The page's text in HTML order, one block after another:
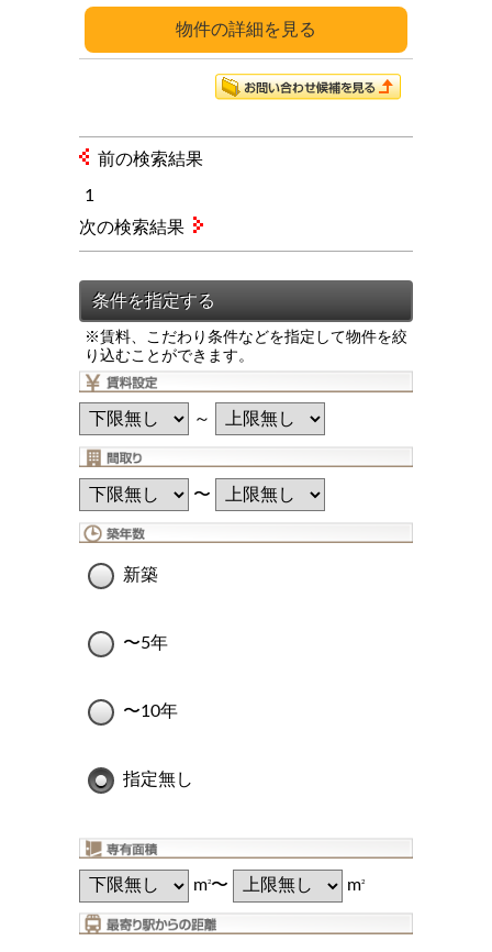
詳細
前の検索結果
1
※賃料、こだわり条件などを指定して物件を絞
り込むことができます。
～
〜
新築
〜5年
〜10年
指定無し
m2〜 m2